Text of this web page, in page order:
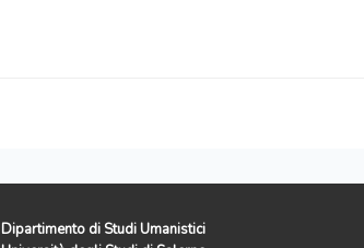
Dipartimento di Studi Umanistici